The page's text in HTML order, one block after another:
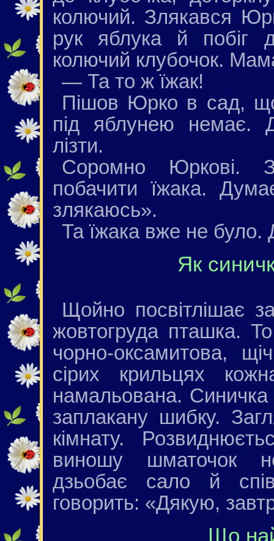
колючий. Злякався
рук яблука й побіг
колючий клубочок.
— Та то ж їжак!
Пішов Юрко в сад,
під яблунею немає.
лізти.
Соромно Юркові.
побачити їжака.
злякаюсь».
Та їжака вже не було.
Як
Щойно посвітлішає
жовтогруда пташка.
чорно-оксамитова,
сірих крильцях
намальована. Синичка
заплакану шибку.
кімнату.
виношу шматочок
дзьобає сало й
говорить: «Дякую,
Що